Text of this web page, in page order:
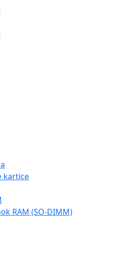
kartice
RAM (SO-DIMM)